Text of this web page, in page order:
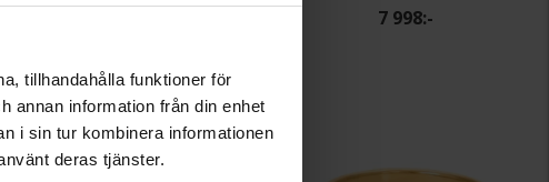
tillhandahålla funktioner för
annan information från din enhet
i sin tur kombinera informationen
deras tjänster.
7 998:-